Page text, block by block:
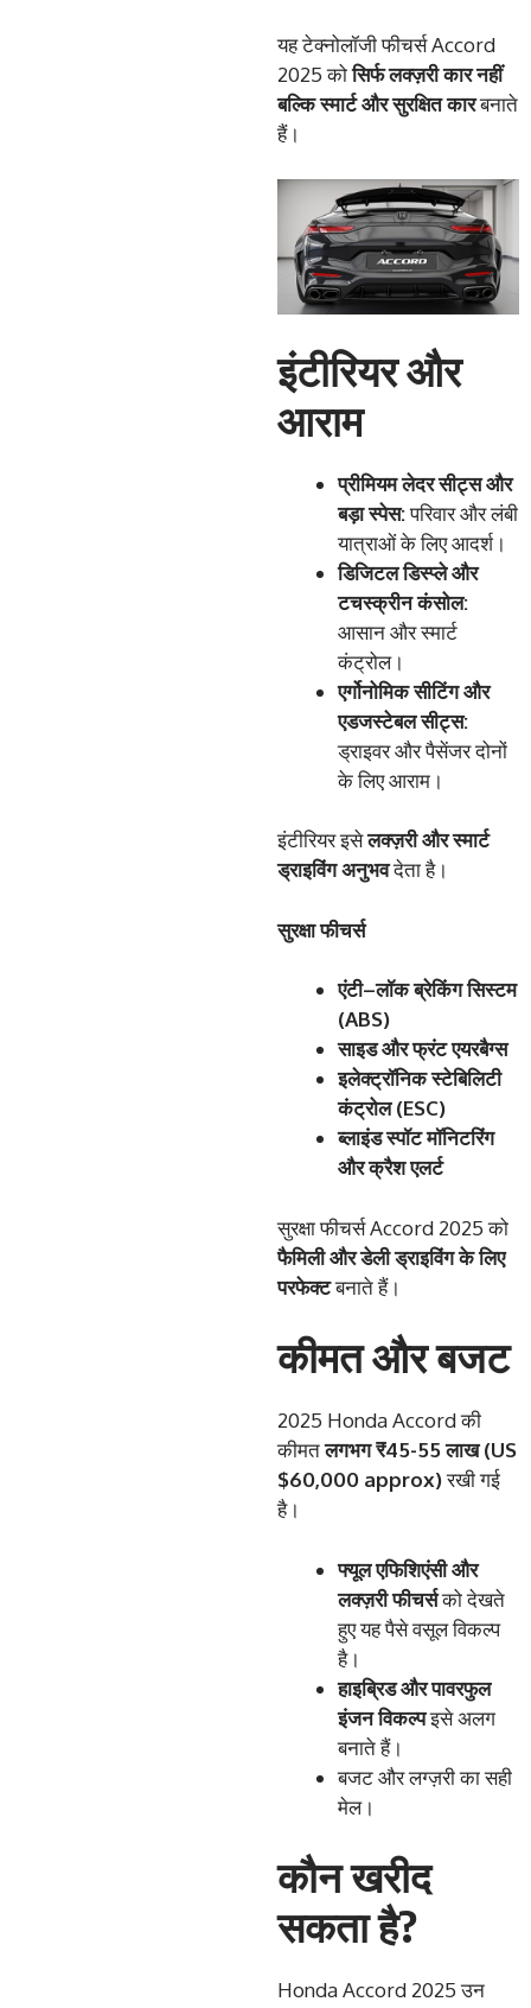
यह टेक्नोलॉजी फीचर्स Accord
2025 कोसिर्फलक्ज़रीकारनहीं
बल्किस्मार्टऔरसुरक्षितकारबनाते
हैं।
इंटीरियर और
आराम
प्रीमियमलेदरसीट्सऔर
बड़ास्पेस:परिवार और लंबी
यात्राओं के लिए आदर्श।
डिजिटलडिस्प्लेऔर
टचस्क्रीनकंसोल:
आसान और स्मार्ट
कंट्रोल।
एर्गोनोमिकसीटिंगऔर
एडजस्टेबलसीट्स:
ड्राइवर और पैसेंजर दोनों
के लिए आराम।
इंटीरियर इसेलक्ज़रीऔरस्मार्ट
ड्राइविंगअनुभवदेता है।
सुरक्षाफीचर्स
एंटी–लॉकब्रेकिंगसिस्टम
(ABS)
साइडऔरफ्रंटएयरबैग्स
इलेक्ट्रॉनिकस्टेबिलिटी
कंट्रोल(ESC)
ब्लाइंडस्पॉटमॉनिटरिंग
औरक्रैशएलर्ट
सुरक्षा फीचर्स Accord 2025 को
फैमिलीऔरडेलीड्राइविंगकेलिए
परफेक्टबनाते हैं।
कीमत और बजट
2025 Honda Accord की
कीमतलगभग₹45-55लाख(US
$60,000 approx)रखी गई
है।
फ्यूलएफिशिएंसीऔर
लक्ज़रीफीचर्सको देखते
हुए यह पैसे वसूल विकल्प
है।
हाइब्रिडऔरपावरफुल
इंजनविकल्पइसे अलग
बनाते हैं।
बजट और लग्ज़री का सही
मेल।
कौन खरीद
सकता है?
Honda Accord 2025 उन